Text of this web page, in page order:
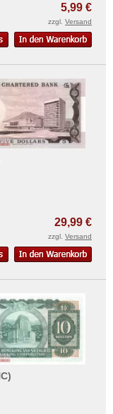
5,99 €
zzgl. Versand
29,99 €
zzgl. Versand